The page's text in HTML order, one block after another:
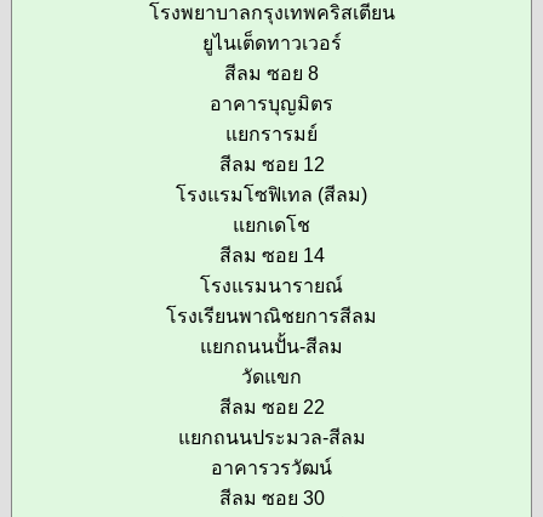
โรงพยาบาลกรุงเทพคริสเตียน
ยูไนเต็ดทาวเวอร์
สีลม ซอย 8
อาคารบุญมิตร
แยกรารมย์
สีลม ซอย 12
โรงแรมโซฟิเทล (สีลม)
แยกเดโช
สีลม ซอย 14
โรงแรมนารายณ์
โรงเรียนพาณิชยการสีลม
แยกถนนปั้น-สีลม
วัดแขก
สีลม ซอย 22
แยกถนนประมวล-สีลม
อาคารวรวัฒน์
สีลม ซอย 30